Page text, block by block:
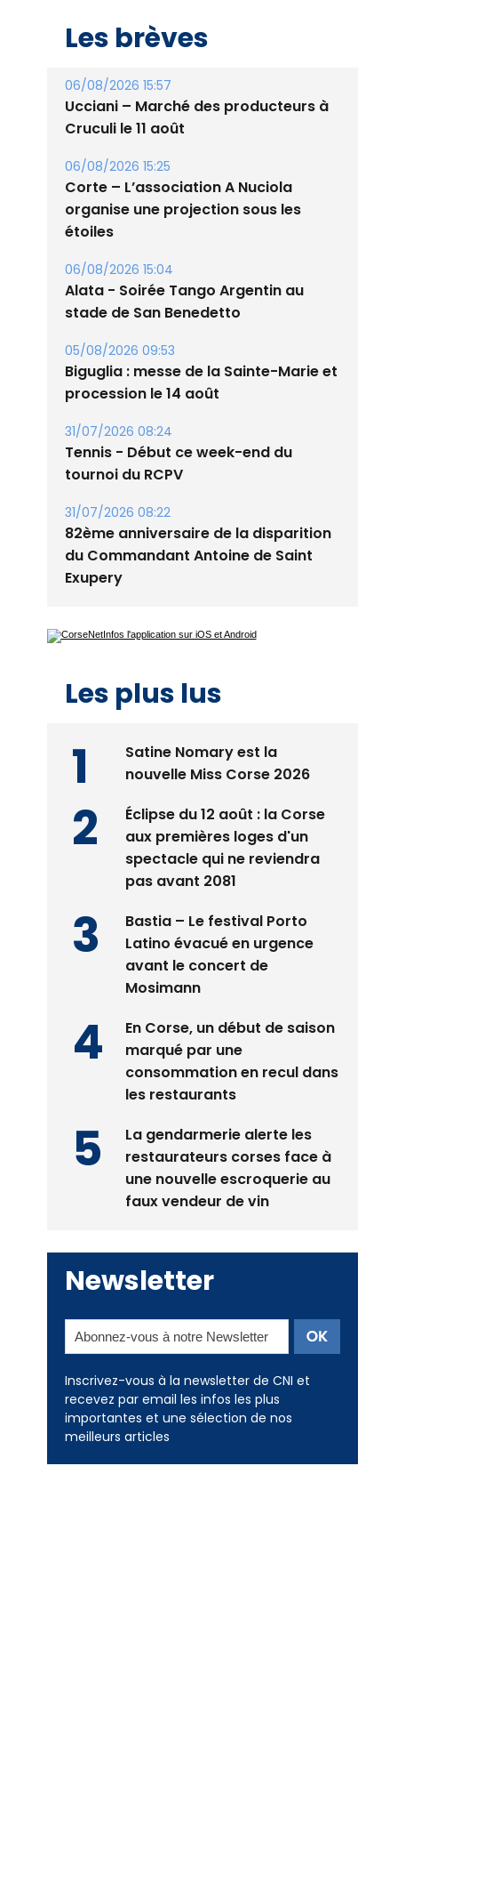
Les brèves
06/08/2026 15:57
Ucciani – Marché des producteurs à
Cruculi le 11 août
06/08/2026 15:25
Corte – L’association A Nuciola
organise une projection sous les
étoiles
06/08/2026 15:04
Alata - Soirée Tango Argentin au
stade de San Benedetto
05/08/2026 09:53
Biguglia : messe de la Sainte-Marie et
procession le 14 août
31/07/2026 08:24
Tennis - Début ce week-end du
tournoi du RCPV
31/07/2026 08:22
82ème anniversaire de la disparition
du Commandant Antoine de Saint
Exupery
Les plus lus
Satine Nomary est la
nouvelle Miss Corse 2026
Éclipse du 12 août : la Corse
aux premières loges d'un
spectacle qui ne reviendra
pas avant 2081
Bastia – Le festival Porto
Latino évacué en urgence
avant le concert de
Mosimann
En Corse, un début de saison
marqué par une
consommation en recul dans
les restaurants
La gendarmerie alerte les
restaurateurs corses face à
une nouvelle escroquerie au
faux vendeur de vin
Newsletter
Inscrivez-vous à la newsletter de CNI et
recevez par email les infos les plus
importantes et une sélection de nos
meilleurs articles